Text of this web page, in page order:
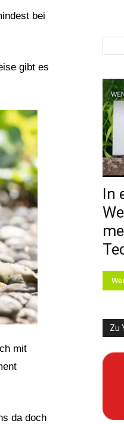
bei
gibt es
mit
da doch
In
Zu